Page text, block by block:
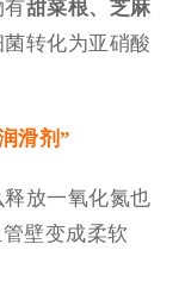
有甜菜根、芝麻
转化为亚硝酸
滑剂”
放一氧化氮也
壁变成柔软